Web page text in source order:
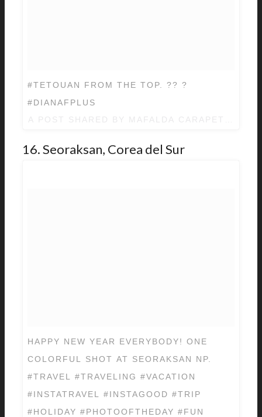
#TETOUAN FROM THE TOP. ?? ?
#DIANAFPLUS
16. Seoraksan, Corea del Sur
HAPPY NEW YEAR EVERYBODY! ONE
COLORFUL SHOT AT SEORAKSAN NP.
#TRAVEL #TRAVELING #VACATION
#INSTATRAVEL #INSTAGOOD #TRIP
#HOLIDAY #PHOTOOFTHEDAY #FUN